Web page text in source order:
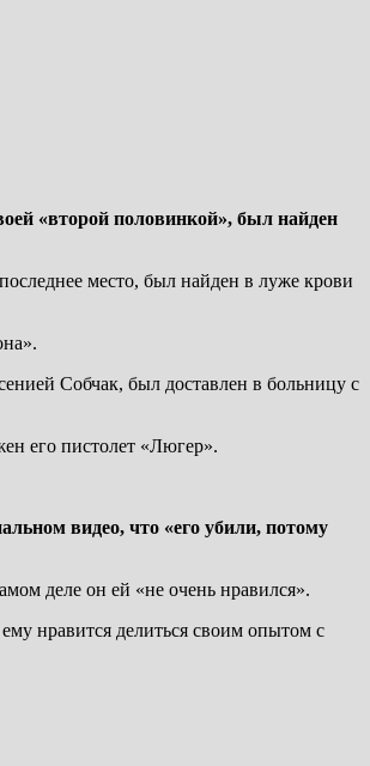
«второй половинкой», был найден
место, был найден в луже крови
Собчак, был доставлен в больницу с
его пистолет «Люгер».
видео, что «его убили, потому
деле он ей «не очень нравился».
нравится делиться своим опытом с